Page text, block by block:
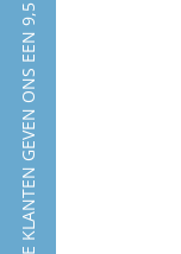
★ ONZE KLANTEN GEVEN ONS EEN 9,5